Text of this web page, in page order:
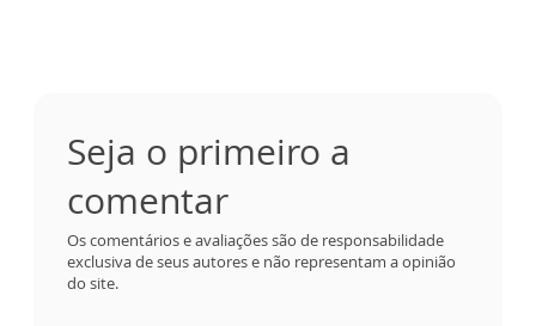
Seja o primeiro a
comentar
Os comentários e avaliações são de responsabilidade
exclusiva de seus autores e não representam a opinião
do site.